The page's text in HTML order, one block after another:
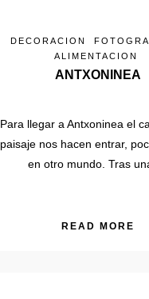
DECORACION
ALIMENTACION
ANTXONINEA
Para llegar a Antxoninea el
paisaje nos hacen entrar,
en otro mundo. Tras
READ MORE